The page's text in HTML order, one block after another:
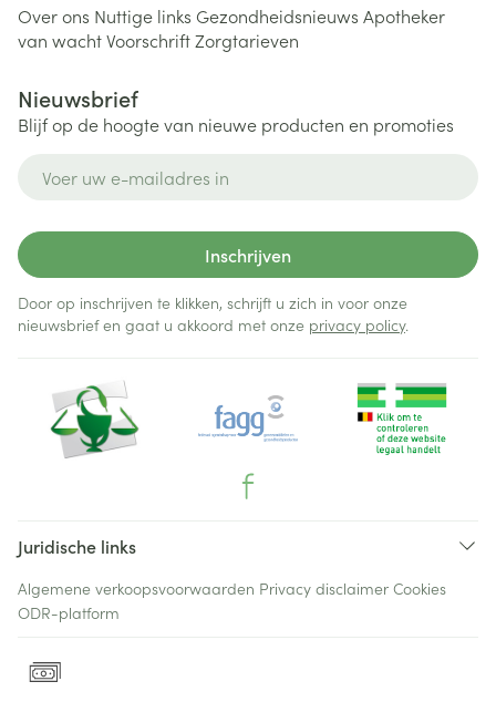
Over ons Nuttige links Gezondheidsnieuws Apotheker
van wachtVoorschriftZorgtarieven
Nieuwsbrief
Blijf op de hoogte van nieuwe producten en promoties
Inschrijven
Door op inschrijven te klikken, schrijft u zich in voor onze
nieuwsbrief en gaat u akkoord met onze privacy policy.
Juridische links
Algemene verkoopsvoorwaarden Privacy disclaimer Cookies
ODR-platform